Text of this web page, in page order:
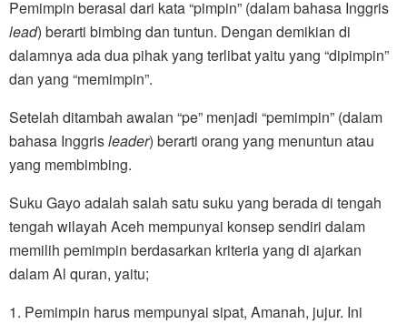
Pemimpin berasal dari kata “pimpin” (dalam bahasa Inggris
lead) berarti bimbing dan tuntun. Dengan demikian di
dalamnya ada dua pihak yang terlibat yaitu yang “dipimpin”
dan yang “memimpin”.
Setelah ditambah awalan “pe” menjadi “pemimpin” (dalam
bahasa Inggrisleader) berarti orang yang menuntun atau
yang membimbing.
Suku Gayo adalah salah satu suku yang berada di tengah
tengah wilayah Aceh mempunyai konsep sendiri dalam
memilih pemimpin berdasarkan kriteria yang di ajarkan
dalam Al quran, yaitu;
1. Pemimpin harus mempunyai sipat, Amanah, jujur. Ini